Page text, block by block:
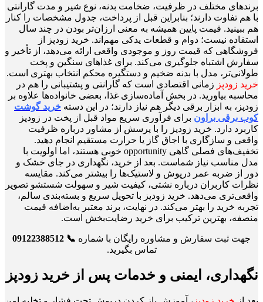
برندهای مختلف در ظرفیت، ضخامت بدنه، نوع شیر و مدت گارانتی
با هم تفاوت دارند؛ بنابراین قبل از پرداخت، جدول مشخصات را کنار
هم ببینید. قیمت پایین همیشه به معنی ارزان‌تر بودن در چند سال
استفاده نیست؛ دوام و قطعات یدکی مهم‌اند. خرید زودپز از
فروشگاهی که قیمت روز و موجودی واقعی ارائه می‌دهد، از تأخیر و
سفارش اشتباه جلوگیری می‌کند. برای غذاهای سنگین و پخت
طولانی‌تر، مدل با بدنه ضخیم و دستگیره محکم انتخاب بهتری است.
خرید زودپز زمانی اقتصادی است که گارانتی و پشتیبانی را هم در
محاسبه بیاورید. در بخش آماده‌سازی غذا، بعضی خانواده‌ها علاوه بر
زودپز، به ابزار برقی دیگر هم نیاز دارند؛ در این دسته خرید گوشت
کوب برقی براون برای فرآوری سریع مواد قبل از پخت در زودپز
کاربرد دارد. خرید زودپز را با پرسش از مشاور درباره ظرفیت
واقعی و سازگاری با اجاق گاز یا حرارت مستقیم انجام دهید.
تخفیف‌های فصلی گاهی opportunity خوبی هستند، اما اولویت با
مدل مناسب نیاز شماست. بعد از خرید، نگهداری در جای خشک و
دور از ضربه عمر درپوش و لاستیک‌ها را بیشتر می‌کند. مقایسه
نظرات کاربران درباره نشتی، کیفیت شیر و سهولت شستشو تصویر
واقعی‌تری می‌دهد. خرید زودپز با تحویل سریع و بسته‌بندی سالم،
تجربه خرید را بهتر می‌کند. در نهایت، برند معتبر به‌اضافه قیمت
منصفه، بهترین ترکیب برای خرید رضایت‌بخش است.
جهت ثبت سفارش و مشاوره رایگان با شماره 📞 09122388512
تماس بگیرید.
نگهداری، ایمنی و خدمات پس از خرید زودپز